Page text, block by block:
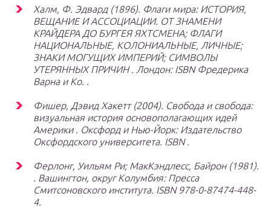
Халм, Ф. Эдвард (1896). Флаги мира: ИСТОРИЯ,
ВЕЩАНИЕ И АССОЦИАЦИИ. ОТ ЗНАМЕНИ
КРАЙДЕРА ДО БУРГЕЯ ЯХТСМЕНА; ФЛАГИ
НАЦИОНАЛЬНЫЕ, КОЛОНИАЛЬНЫЕ, ЛИЧНЫЕ;
ЗНАКИ МОГУЩИХ ИМПЕРИЙ; СИМВОЛЫ
УТЕРЯННЫХ ПРИЧИН. Лондон: ISBNФредерика
Варна и Ко. .
Фишер, Дэвид Хакетт (2004). Свобода и свобода:
визуальная история основополагающих идей
Америки. Оксфорд и Нью-Йорк: Издательство
Оксфордского университета. ISBN .
Ферлонг, Уильям Ри; МакКэндлесс, Байрон (1981).
. Вашингтон, округ Колумбия: Пресса
Смитсоновского института. ISBN 978-0-87474-448-
4.